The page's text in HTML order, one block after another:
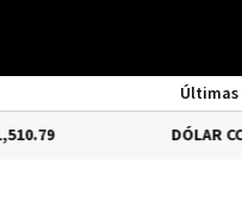
$1,559.41